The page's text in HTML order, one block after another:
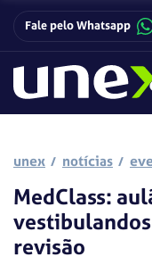
Fale pelo Whatsapp
unex notícias
MedClass:
revisão